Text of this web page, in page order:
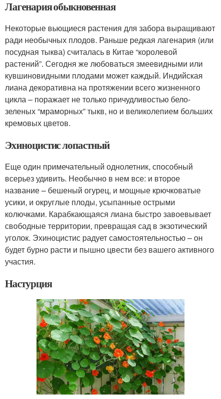
Лагенария обыкновенная
Некоторые вьющиеся растения для забора выращивают
ради необычных плодов. Раньше редкая лагенария (или
посудная тыква) считалась в Китае “королевой
растений”. Сегодня же любоваться змеевидными или
кувшиновидными плодами может каждый. Индийская
лиана декоративна на протяжении всего жизненного
цикла – поражает не только причудливостью бело-
зеленых “мраморных” тыкв, но и великолепием больших
кремовых цветов.
Эхиноцистис лопастный
Еще один примечательный однолетник, способный
всерьез удивить. Необычно в нем все: и второе
название – бешеный огурец, и мощные крючковатые
усики, и округлые плоды, усыпанные острыми
колючками. Карабкающаяся лиана быстро завоевывает
свободные территории, превращая сад в экзотический
уголок. Эхиноцистис радует самостоятельностью – он
будет бурно расти и пышно цвести без вашего активного
участия.
Настурция